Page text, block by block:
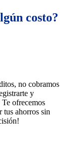
costo?
no cobramos
y
ofrecemos
ahorros sin